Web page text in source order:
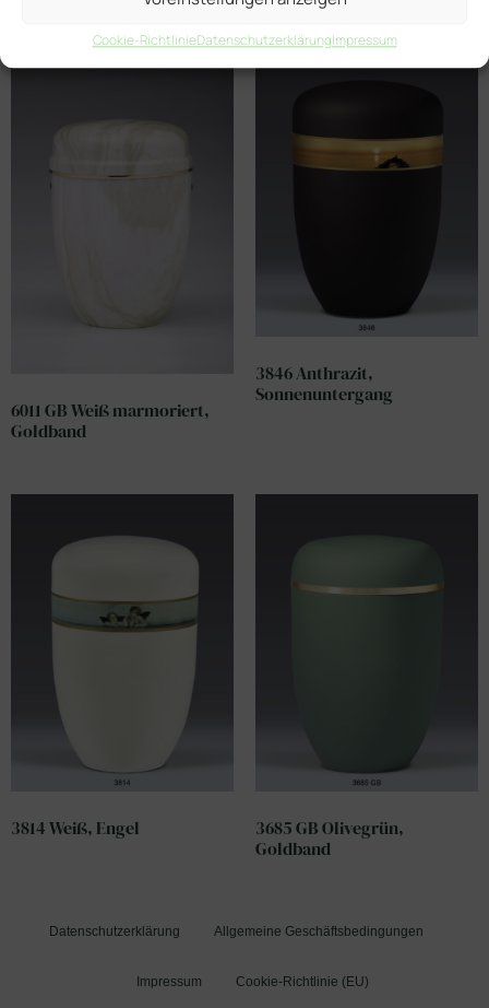
Cookie-RichtlinieDatenschutzerklärungImpressum
6011 GB Weiß marmoriert,
Goldband
3846 Anthrazit,
Sonnenuntergang
3814 Weiß, Engel
3685 GB Olivegrün,
Goldband
Datenschutzerklärung Allgemeine Geschäftsbedingungen
Impressum Cookie-Richtlinie (EU)